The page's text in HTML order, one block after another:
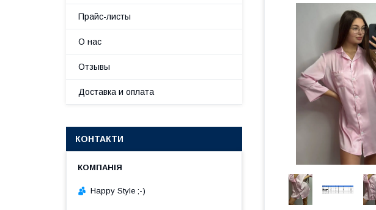
Прайс-листы
О нас
Отзывы
Доставка и оплата
КОНТАКТИ
Happy Style ;-)